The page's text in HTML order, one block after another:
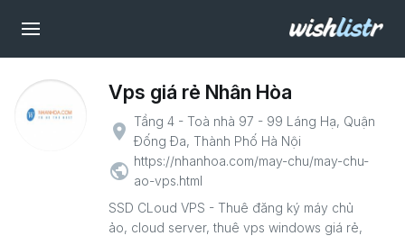
Vps giá rẻ Nhân Hòa
place Tầng 4 - Toà nhà 97 - 99 Láng Hạ, Quận
Đống Đa, Thành Phố Hà Nội
public https://nhanhoa.com/may-chu/may-chu-
ao-vps.html
SSD CLoud VPS - Thuê đăng ký máy chủ
ảo, cloud server, thuê vps windows giá rẻ,